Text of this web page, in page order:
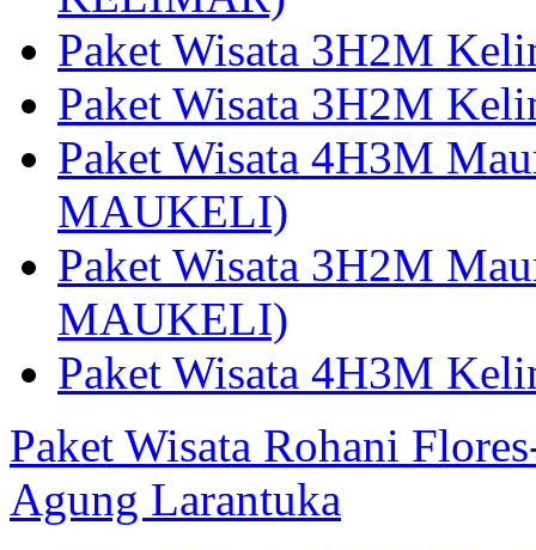
Paket Wisata 3H2M
Paket Wisata 3H2M
Paket Wisata 4H3M
MAUKELI)
Paket Wisata 3H2M
MAUKELI)
Paket Wisata 4H3M
Paket Wisata Rohani
Agung Larantuka